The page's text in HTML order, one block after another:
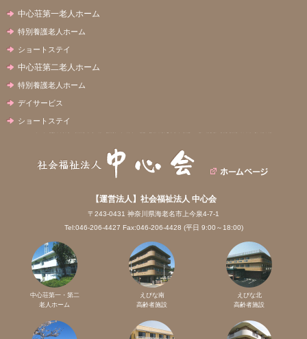
中心荘第一老人ホーム
特別養護老人ホーム
ショートステイ
中心荘第二老人ホーム
特別養護老人ホーム
デイサービス
ショートステイ
【運営法人】社会福祉法人 中心会
〒243-0431 神奈川県海老名市上今泉4-7-1
Tel:046-206-4427 Fax:046-206-4428 (平日 9:00～18:00)
中心荘第一・第二
老人ホーム
えびな南
高齢者施設
えびな北
高齢者施設